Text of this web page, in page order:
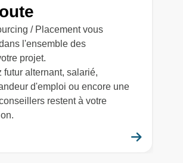
/ Placement vous
l'ensemble des
projet.
futur alternant, salarié,
d'emploi ou encore une
restent à votre